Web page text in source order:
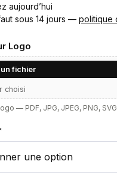
aujourd’hui
sous 14 jours — politique
Logo
fichier
choisi
— PDF, JPG, JPEG, PNG,